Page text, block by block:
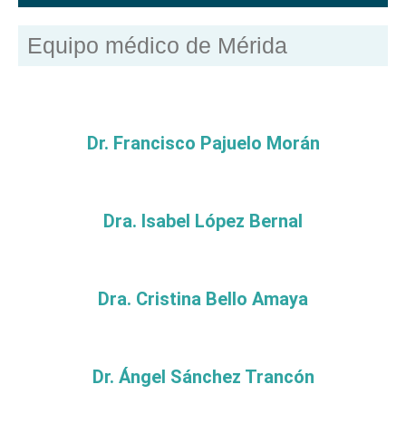
Equipo médico de Mérida
Dr. Francisco Pajuelo Morán
Dra. Isabel López Bernal
Dra. Cristina Bello Amaya
Dr. Ángel Sánchez Trancón